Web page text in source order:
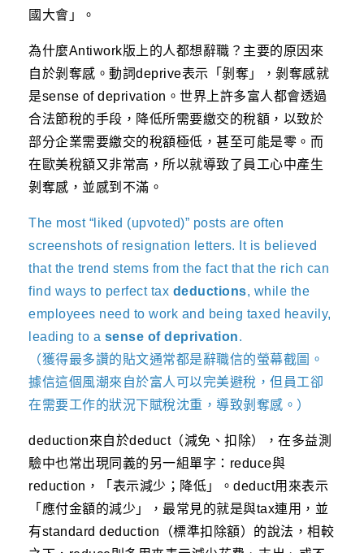
國大會」。
為什麼Antiwork版上的人都想辭職？主要的原因來
自於剝奪感。動詞deprive表示「剝奪」，剝奪感就
是sense of deprivation。世界上許多富人都會透過
合法節稅的手段，降低所需要繳交的稅額，以致於
部分企業需要繳交的稅額極低，甚至可能是零。而
在歐美稅額又非常高，所以就導致了員工心中產生
剝奪感，並感到不滿。
The most “liked (upvoted)” posts are often
screenshots of resignation letters. It is believed
that the trend stems from the fact that the rich can
find ways to perfect tax deductions, while the
employees need to work and being taxed heavily,
leading to a sense of deprivation.
（獲得最多讚的貼文通常都是辭職信的螢幕截圖。
據信這個風潮來自於富人可以完美避稅，但員工卻
在需要工作的狀況下賦稅沈重，導致剝奪感。）
deduction來自於deduct（減免、扣除），在多益測
驗中也常出現同義的另一組單字：reduce與
reduction，「表示減少；降低」。deduct用來表示
「應付金額的減少」，最常見的就是與tax連用，並
有standard deduction（標準扣除額）的說法，相較